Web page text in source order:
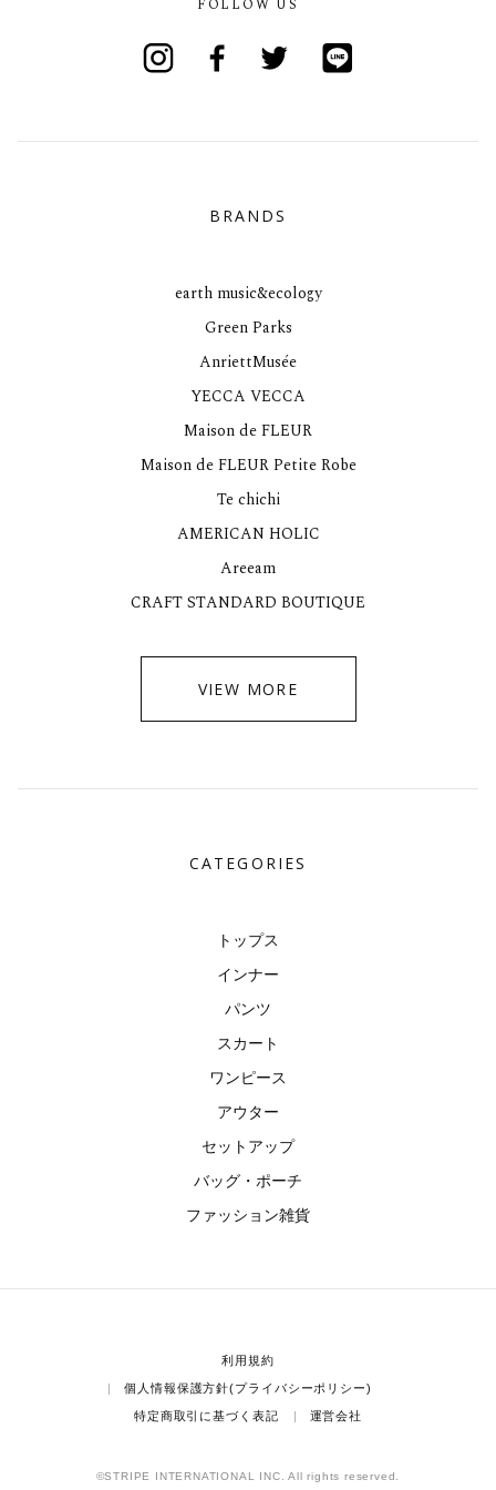
FOLLOW US
BRANDS
earth music&ecology
Green Parks
AnriettMusée
YECCA VECCA
Maison de FLEUR
Maison de FLEUR Petite Robe
Te chichi
AMERICAN HOLIC
Areeam
CRAFT STANDARD BOUTIQUE
VIEW MORE
CATEGORIES
トップス
インナー
パンツ
スカート
ワンピース
アウター
セットアップ
バッグ・ポーチ
ファッション雑貨
利用規約
個人情報保護方針(プライバシーポリシー)
特定商取引に基づく表記 運営会社
©STRIPE INTERNATIONAL INC. All rights reserved.